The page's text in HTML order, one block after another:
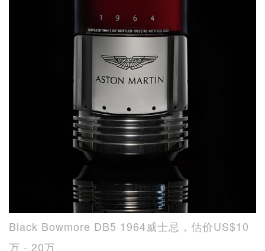
Black Bowmore DB5 1964威士忌，估价US$10
万 - 20万